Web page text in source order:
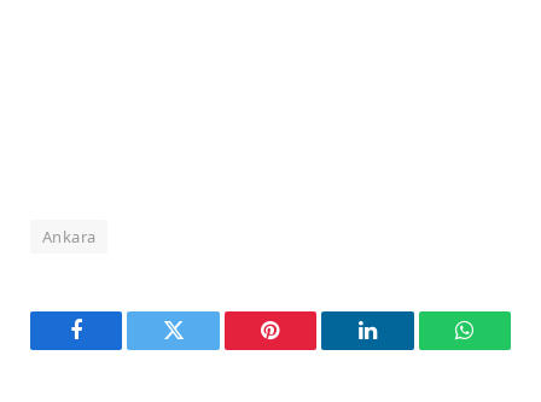
Ankara
Facebook Twitter Pinterest LinkedIn